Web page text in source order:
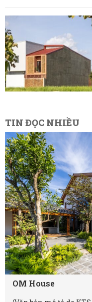
TIN ĐỌC NHIỀU
OM House